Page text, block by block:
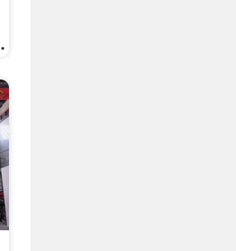
عکس از کارخانه سنگ شکن در .